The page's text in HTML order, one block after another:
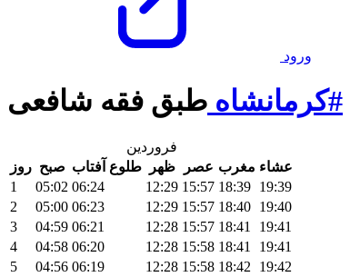
ورود
#کرمانشاه طبق فقه شافعی
فروردین
روز صبح طلوع آفتاب ظهر عصر مغرب عشاء
1
05:02 06:24 12:29 15:57 18:39 19:39
2
05:00 06:23 12:29 15:57 18:40 19:40
3
04:59 06:21 12:28 15:57 18:41
19:41
4
04:58 06:20 12:28 15:58 18:41
19:41
5
04:56 06:19 12:28 15:58 18:42
19:42